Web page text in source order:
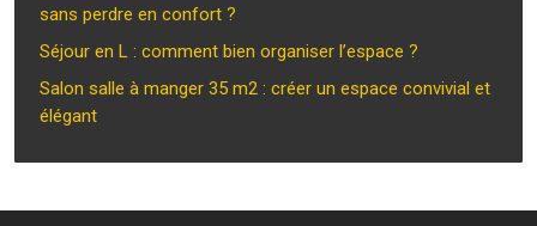
sans perdre en confort ?
Séjour en L : comment bien organiser l’espace ?
Salon salle à manger 35 m2 : créer un espace convivial et
élégant